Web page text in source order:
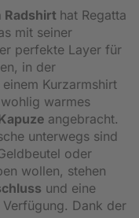
Radshirt hat Regatta
mit seiner
perfekte Layer für
in der
Kurzarmshirt
warmes
angebracht.
unterwegs sind
oder
wollen, stehen
und eine
Verfügung. Dank der